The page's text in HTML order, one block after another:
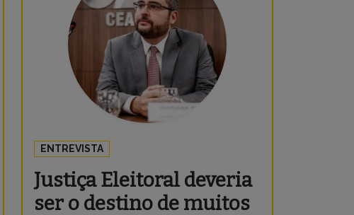
ENTREVISTA
Justiça Eleitoral deveria
ser o destino de muitos